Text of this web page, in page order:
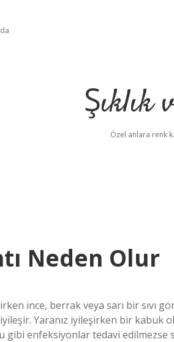
Şıklık
Özel anlara renk
Neden Olur
ince, berrak veya sarı bir sıvı
Yaranız iyileşirken bir kabuk
enfeksiyonlar tedavi edilmezse